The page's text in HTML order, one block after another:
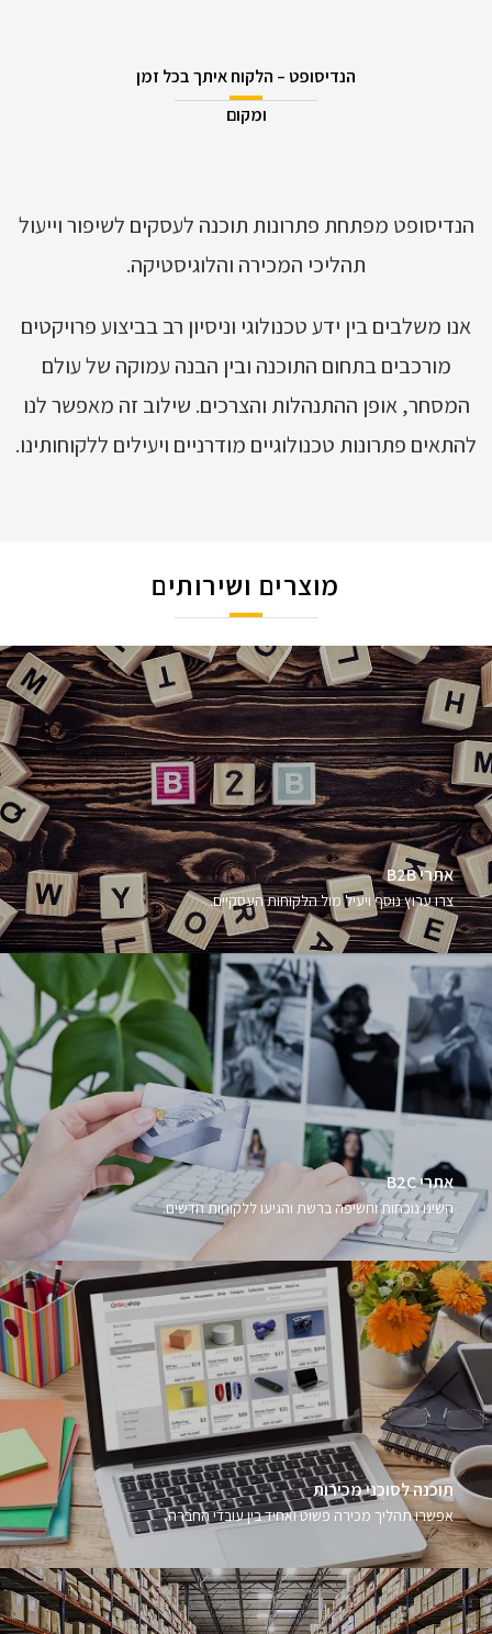
ל
א
כ
ה
פ
ר
י
ו
cached
הצהרת נגישות
הנדיסופט – הלקוח איתך בכל זמן
ומקום
הנדיסופט מפתחת פתרונות תוכנה לעסקים לשיפור וייעול
תהליכי המכירה והלוגיסטיקה.
אנו משלבים בין ידע טכנולוגי וניסיון רב בביצוע פרויקטים
מורכבים בתחום התוכנה ובין הבנה עמוקה של עולם
המסחר, אופן ההתנהלות והצרכים. שילוב זה מאפשר לנו
להתאים פתרונות טכנולוגיים מודרניים ויעילים ללקוחותינו.
מוצרים ושירותים
אתרי B2B
צרו ערוץ נוסף ויעיל מול הלקוחות העסקיים.
אתרי B2C
השיגו נוכחות וחשיפה ברשת והגיעו ללקוחות חדשים.
תוכנה לסוכני מכירות
אפשרו תהליך מכירה פשוט ואחיד בין עובדי החברה.